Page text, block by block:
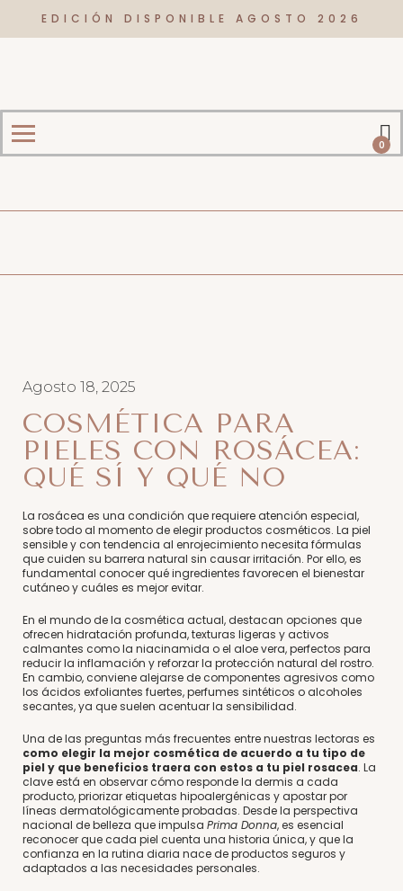
EDICIÓN DISPONIBLE AGOSTO 2026
0
Agosto 18, 2025
COSMÉTICA PARA
PIELES CON ROSÁCEA:
QUÉ SÍ Y QUÉ NO
La rosácea es una condición que requiere atención especial,
sobre todo al momento de elegir productos cosméticos. La piel
sensible y con tendencia al enrojecimiento necesita fórmulas
que cuiden su barrera natural sin causar irritación. Por ello, es
fundamental conocer qué ingredientes favorecen el bienestar
cutáneo y cuáles es mejor evitar.
En el mundo de la cosmética actual, destacan opciones que
ofrecen hidratación profunda, texturas ligeras y activos
calmantes como la niacinamida o el aloe vera, perfectos para
reducir la inflamación y reforzar la protección natural del rostro.
En cambio, conviene alejarse de componentes agresivos como
los ácidos exfoliantes fuertes, perfumes sintéticos o alcoholes
secantes, ya que suelen acentuar la sensibilidad.
Una de las preguntas más frecuentes entre nuestras lectoras es
como elegir la mejor cosmética de acuerdo a tu tipo de
piel y que beneficios traera con estos a tu piel rosacea. La
clave está en observar cómo responde la dermis a cada
producto, priorizar etiquetas hipoalergénicas y apostar por
líneas dermatológicamente probadas. Desde la perspectiva
nacional de belleza que impulsa Prima Donna, es esencial
reconocer que cada piel cuenta una historia única, y que la
confianza en la rutina diaria nace de productos seguros y
adaptados a las necesidades personales.